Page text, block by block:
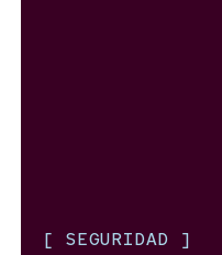
[ SEGURIDAD ]